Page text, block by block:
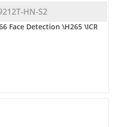
HN-S2
Face Detection \H265 \ICR